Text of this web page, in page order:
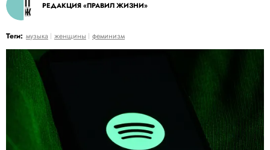
РЕДАКЦИЯ «ПРАВИЛ ЖИЗНИ»
Теги: музыка женщины феминизм